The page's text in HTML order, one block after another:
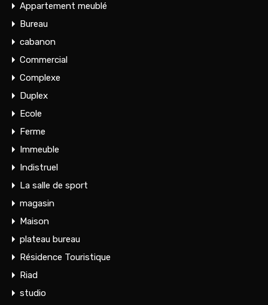
Appartement meublé
Bureau
cabanon
Commercial
Complexe
Duplex
Ecole
Ferme
Immeuble
Indistruel
La salle de sport
magasin
Maison
plateau bureau
Résidence Touristique
Riad
studio